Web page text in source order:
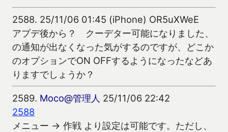
2588. 25/11/06 01:45 (iPhone) OR5uXWeE
アプデ後から？ クーデター可能になりました、
の通知が出なくなった気がするのですが、どこか
のオプションでON OFFするようになったなどあ
りますでしょうか？
2589. Moco@管理人 25/11/06 22:42
2588
メニュー → 作戦 より設定は可能です。ただし、